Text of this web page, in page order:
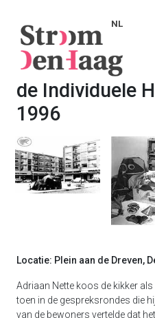
NL
Adriaan Nette,
de Individuele
1996
Locatie: Plein aan de Dreven,
Adriaan Nette koos de kikker
toen in de gespreksrondes die
van de bewoners vertelde dat